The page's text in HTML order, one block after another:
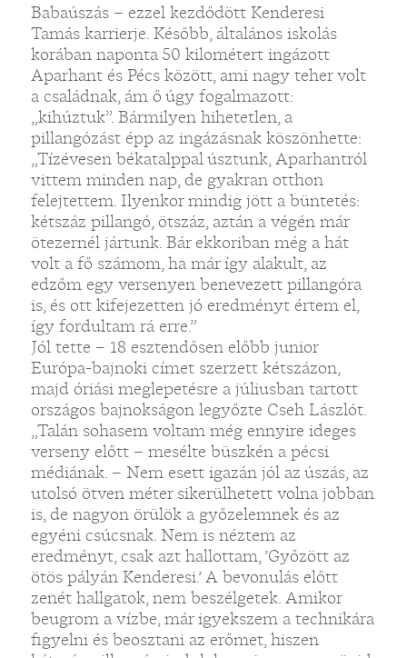
Babaúszás – ezzel kezdődött Kenderesi
Tamás karrierje. Később, általános iskolás
korában naponta 50 kilométert ingázott
Aparhant és Pécs között, ami nagy teher volt
a családnak, ám ő úgy fogalmazott:
„kihúztuk”. Bármilyen hihetetlen, a
pillangózást épp az ingázásnak köszönhette:
„Tízévesen békatalppal úsztunk, Aparhantról
vittem minden nap, de gyakran otthon
felejtettem. Ilyenkor mindig jött a büntetés:
kétszáz pillangó, ötszáz, aztán a végén már
ötezernél jártunk. Bár ekkoriban még a hát
volt a fő számom, ha már így alakult, az
edzőm egy versenyen benevezett pillangóra
is, és ott kifejezetten jó eredményt értem el,
így fordultam rá erre.”
Jól tette – 18 esztendősen előbb junior
Európa-bajnoki címet szerzett kétszázon,
majd óriási meglepetésre a júliusban tartott
országos bajnokságon legyőzte Cseh Lászlót.
„Talán sohasem voltam még ennyire ideges
verseny előtt – mesélte büszkén a pécsi
médiának. – Nem esett igazán jól az úszás, az
utolsó ötven méter sikerülhetett volna jobban
is, de nagyon örülök a győzelemnek és az
egyéni csúcsnak. Nem is néztem az
eredményt, csak azt hallottam, ’Győzött az
ötös pályán Kenderesi.’ A bevonulás előtt
zenét hallgatok, nem beszélgetek. Amikor
beugrom a vízbe, már igyekszem a technikára
figyelni és beosztani az erőmet, hiszen